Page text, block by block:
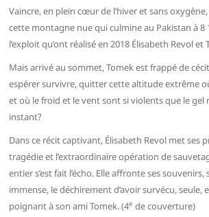
Vaincre, en plein cœur de l’hiver et sans
cette montagne nue qui culmine au Pakistan à 8
l’exploit qu’ont réalisé en 2018 Élisabeth Revol
Mais arrivé au sommet, Tomek est frappé de
espérer survivre, quitter cette altitude extrême
et où le froid et le vent sont si violents que le gel
instant?
Dans ce récit captivant, Élisabeth Revol met ses
tragédie et l’extraordinaire opération de
entier s’est fait l’écho. Elle affronte ses
immense, le déchirement d’avoir survécu, seule,
poignant à son ami Tomek. (4e de couverture)